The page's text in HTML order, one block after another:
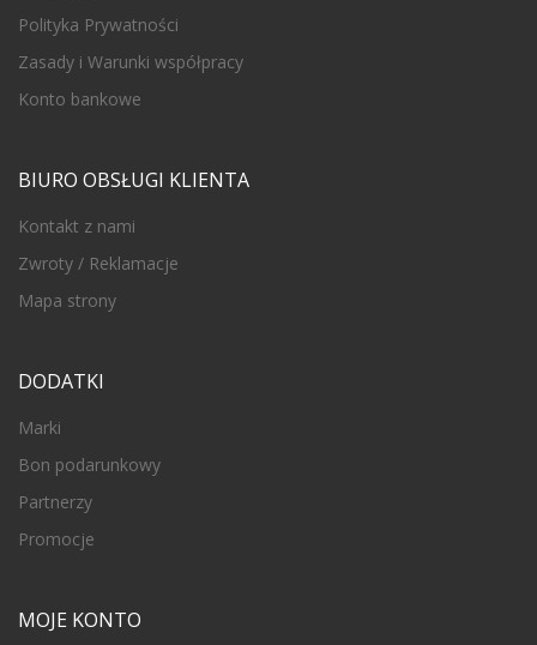
Polityka Prywatności
Zasady i Warunki współpracy
Konto bankowe
BIURO OBSŁUGI KLIENTA
Kontakt z nami
Zwroty / Reklamacje
Mapa strony
DODATKI
Marki
Bon podarunkowy
Partnerzy
Promocje
MOJE KONTO